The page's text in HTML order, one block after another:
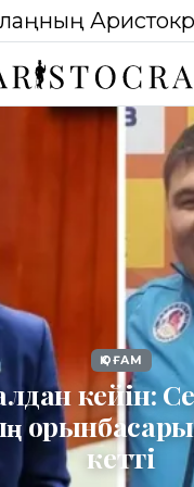
ҚОҒАМ
кейін:
кетті